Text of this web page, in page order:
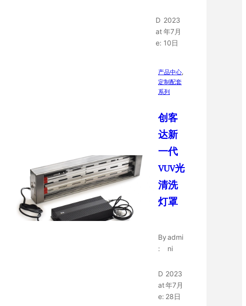
D
at
e:
2023
年7月
10日
产品中心
定制配套
系列
创客
达新
一代
VUV光
清洗
灯罩
By
:
admi
ni
D
at
e:
2023
年7月
28日